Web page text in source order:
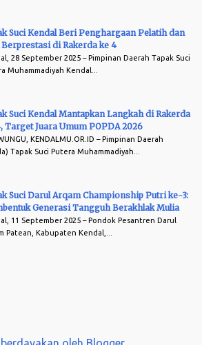
Suci Kendal Beri Penghargaan Pelatih dan
Berprestasi di Rakerda ke 4
28 September 2025 – Pimpinan Daerah Tapak Suci
Muhammadiyah Kendal...
Suci Kendal Mantapkan Langkah di Rakerda
Target Juara Umum POPDA 2026
KENDALMU.OR.ID – Pimpinan Daerah
Tapak Suci Putera Muhammadiyah...
Suci Darul Arqam Championship Putri ke-3:
Generasi Tangguh Berakhlak Mulia
11 September 2025 – Pondok Pesantren Darul
Patean, Kabupaten Kendal,...